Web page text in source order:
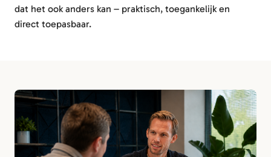
dat het ook anders kan – praktisch, toegankelijk en
direct toepasbaar.